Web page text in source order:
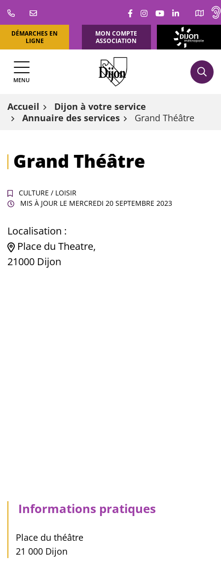
au
contenu
Lien vers le compte
Lien vers le
Lien vers la
Lien vers
DÉMARCHES EN
LIGNE
MON COMPTE
ASSOCIATION
DIJON
MENU
Accueil
Dijon à votre service
Annuaire des services
Grand Théâtre
Grand Théâtre
CULTURE / LOISIR
MIS À JOUR LE MERCREDI 20 SEPTEMBRE 2023
Localisation :
Place du Theatre,
21000 Dijon
Informations pratiques
Place du théâtre
21 000 Dijon